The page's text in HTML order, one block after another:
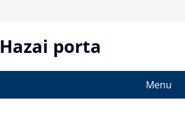
Hazai porta
Menu